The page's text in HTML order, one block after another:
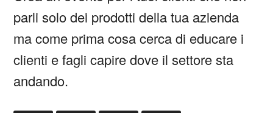
parli solo dei prodotti della tua azienda
ma come prima cosa cerca di educare i
clienti e fagli capire dove il settore sta
andando.